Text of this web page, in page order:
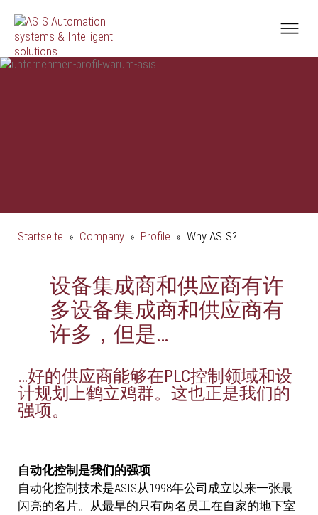
Startseite » Company » Profile » Why ASIS?
设备集成商和供应商有许
多设备集成商和供应商有
许多，但是…
…好的供应商能够在PLC控制领域和设
计规划上鹤立鸡群。这也正是我们的
强项。
自动化控制是我们的强项
自动化控制技术是ASIS从1998年公司成立以来一张最
闪亮的名片。从最早的只有两名员工在自家的地下室